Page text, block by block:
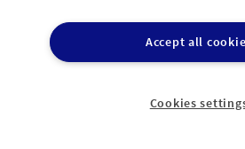
Accept all
Cookies